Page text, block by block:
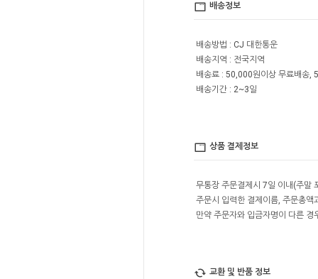
배송정보
배송방법 : CJ 대한통운
배송지역 : 전국지역
배송료 : 50,000원이상 무료배송,
배송기간 : 2~3일
상품 결제정보
무통장 주문결제시 7일 이내(주말
주문시 입력한 결제이름, 주문총액
만약 주문자와 입금자명이 다른
교환 및 반품 정보